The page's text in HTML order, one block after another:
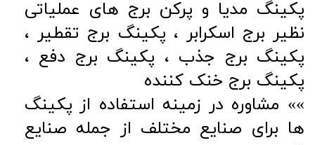
پکینگ مدیا و پرکن برج های عملیاتی
نظیر برج اسکرابر ، پکینگ برج تقطیر ،
پکینگ برج جذب ، پکینگ برج دفع ،
پکینگ برج خنک کننده
»» مشاوره در زمینه استفاده از پکینگ
ها برای صنایع مختلف از جمله صنایع